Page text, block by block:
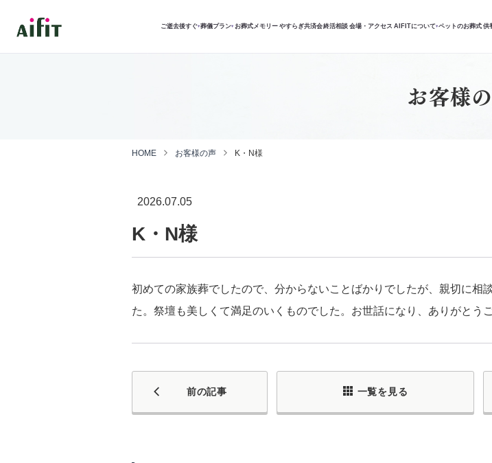
ご逝去後すぐ▾ 葬儀プラン▾ お葬式メモリー やすらぎ共済会終活相談 会場・アクセス AIFITについて▾ ペットのお葬式 供
お客様
HOME お客様の声 K・N様
2026.07.05
K・N様
初めての家族葬でしたので、分からないことばかりでしたが、親切に相
た。祭壇も美しくて満足のいくものでした。お世話になり、ありがとう
前の記事 一覧を見る